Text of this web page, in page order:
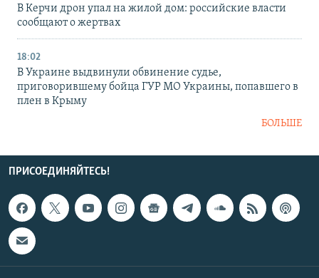
В Керчи дрон упал на жилой дом: российские власти
сообщают о жертвах
18:02
В Украине выдвинули обвинение судье,
приговорившему бойца ГУР МО Украины, попавшего в
плен в Крыму
БОЛЬШЕ
ПРИСОЕДИНЯЙТЕСЬ!